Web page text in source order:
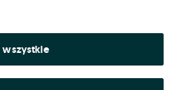
wszystkie